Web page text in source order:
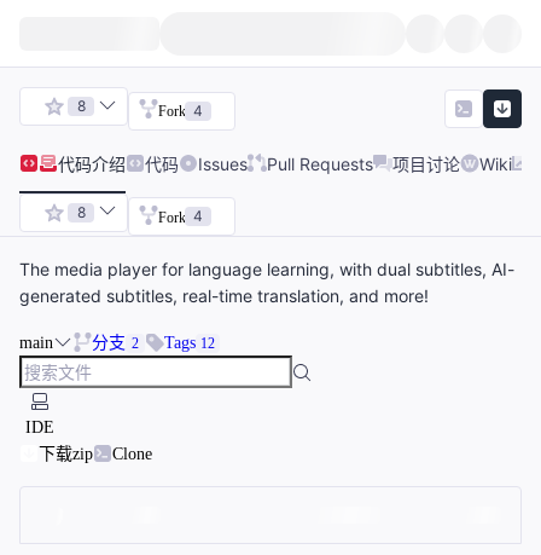
8 Fork 4
代码介绍 代码 Issues Pull Requests 项目讨论 Wiki
8 Fork 4
The media player for language learning, with dual subtitles, AI-
generated subtitles, real-time translation, and more!
main 分支 2 Tags 12
IDE
下载zip
Clone